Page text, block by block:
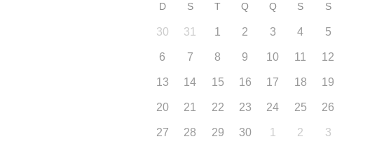
D S T Q Q S S
30 31 1 2 3 4 5
6 7 8 9 10 11 12
13 14 15 16 17 18 19
20 21 22 23 24 25 26
27 28 29 30 1 2 3